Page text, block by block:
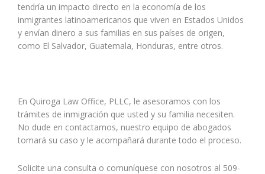
tendría un impacto directo en la economía de los
inmigrantes latinoamericanos que viven en Estados Unidos
y envían dinero a sus familias en sus países de origen,
como El Salvador, Guatemala, Honduras, entre otros.
En Quiroga Law Office, PLLC, le asesoramos con los
trámites de inmigración que usted y su familia necesiten.
No dude en contactarnos, nuestro equipo de abogados
tomará su caso y le acompañará durante todo el proceso.
Solicite una consulta o comuníquese con nosotros al 509-